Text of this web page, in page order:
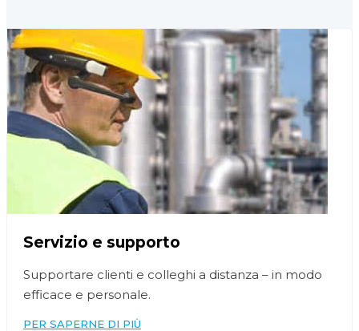
Servizio e supporto
Supportare clienti e colleghi a distanza – in modo
efficace e personale.
PER SAPERNE DI PIÙ